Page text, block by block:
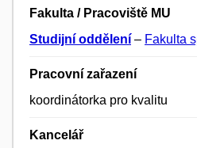
Fakulta / Pracoviště MU
Studijní oddělení – Fakulta
Pracovní zařazení
koordinátorka pro kvalitu
Kancelář